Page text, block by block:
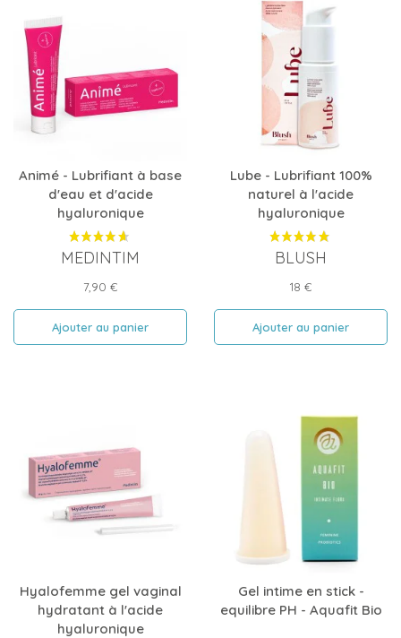
Animé - Lubrifiant à base
d'eau et d'acide
hyaluronique
MEDINTIM
Prix
7,90 €
Ajouter au panier
Lube - Lubrifiant 100%
naturel à l'acide
hyaluronique
BLUSH
Prix
18 €
Ajouter au panier
Hyalofemme gel vaginal
hydratant à l'acide
hyaluronique
Gel intime en stick -
equilibre PH - Aquafit Bio